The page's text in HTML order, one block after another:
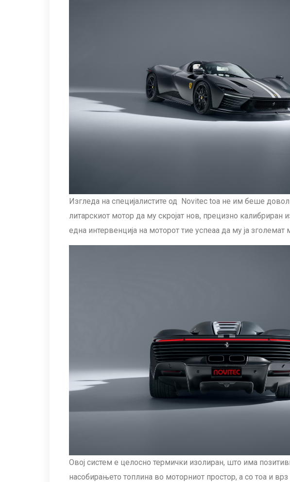
Изгледа на специјалистите од Novitec toa не им беше
литарскиот мотор да му скројат нов, прецизно калибриран
една интервенција на моторот тие успеаа да му ја зголемат
Овој систем е целосно термички изолиран, што има
насобирањето топлина во моторниот простор, а со тоа и врз